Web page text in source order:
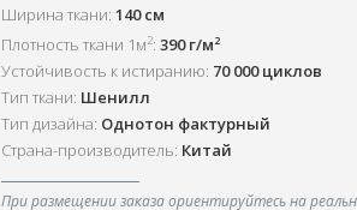
Ширина ткани: 140 см
Плотность ткани 1м2: 390 г/м2
Устойчивость к истиранию: 70 000 циклов
Тип ткани: Шенилл
Тип дизайна: Однотон фактурный
Страна-производитель: Китай
При размещении заказа ориентируйтесь на